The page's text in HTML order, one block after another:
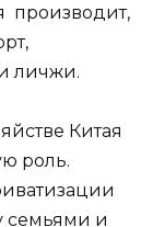
производит,
личжи.
Китая
роль.
семьями и